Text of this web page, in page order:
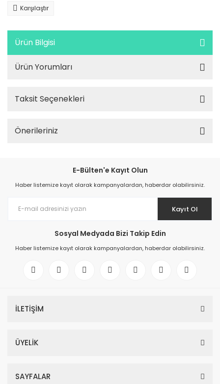
Karşılaştır
Ürün Bilgisi
Ürün Yorumları
Taksit Seçenekleri
Önerileriniz
E-Bülten'e Kayıt Olun
Haber listemize kayıt olarak kampanyalardan, haberdar olabilirsiniz.
Kayıt Ol
Sosyal Medyada Bizi Takip Edin
Haber listemize kayıt olarak kampanyalardan, haberdar olabilirsiniz.
İLETİŞİM
ÜYELİK
SAYFALAR